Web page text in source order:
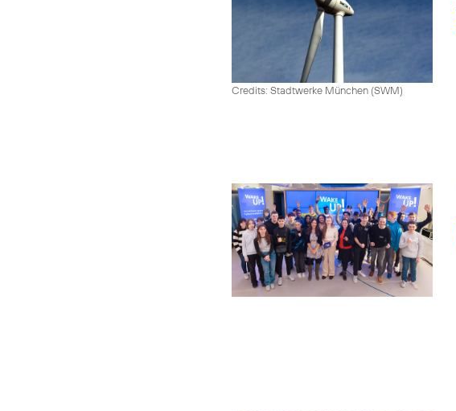
Credits: Stadtwerke München (SWM)